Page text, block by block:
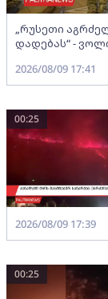
„რუსეთი
დადებას“ -
2026/08/09 17:41
00:25
2026/08/09 17:39
00:25